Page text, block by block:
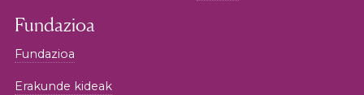
Fundazioa
Fundazioa
Erakunde kideak